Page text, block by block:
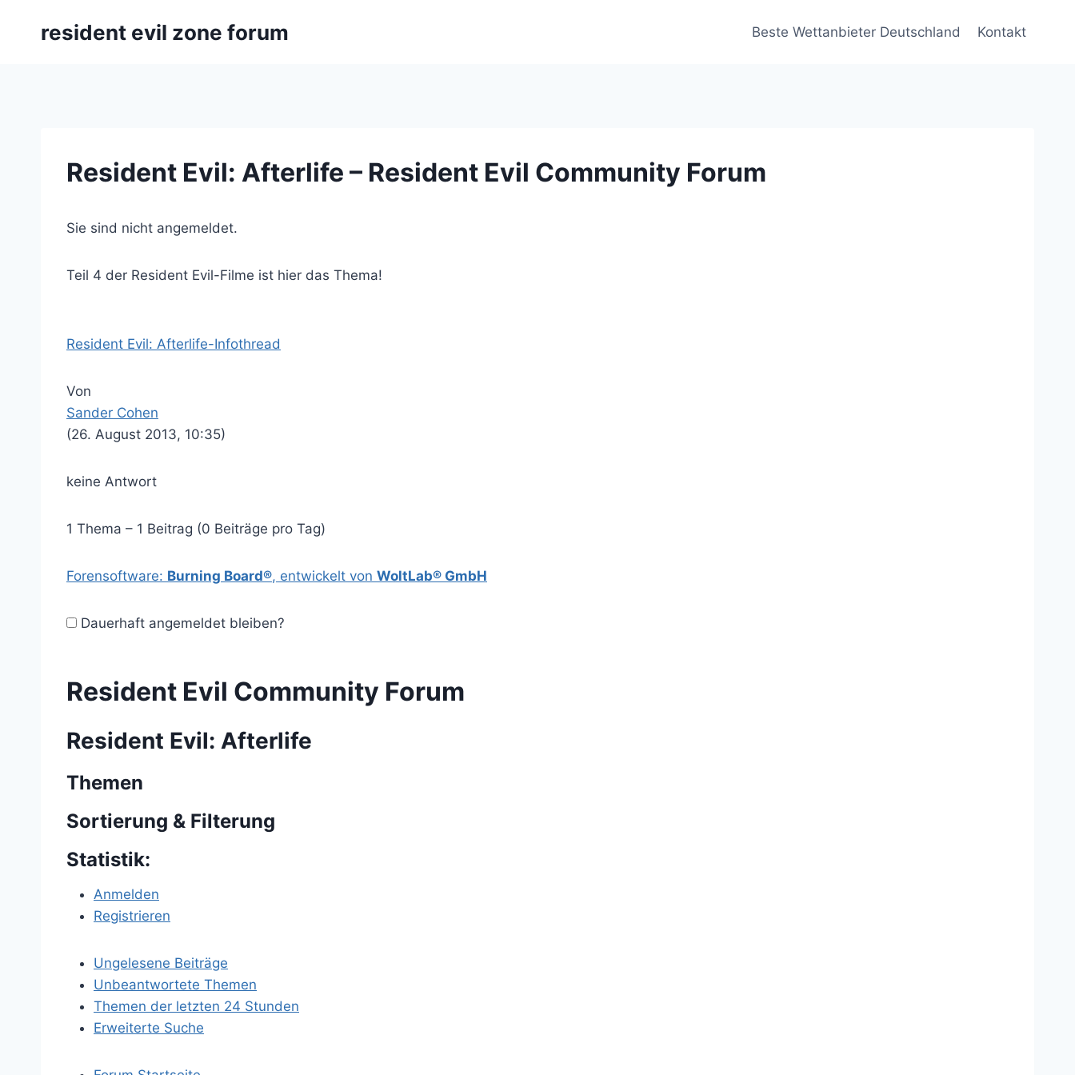
resident evil zone forum Beste Wettanbieter Deutschland Kontakt
Resident Evil: Afterlife – Resident Evil Community Forum
Sie sind nicht angemeldet.
Teil 4 der Resident Evil-Filme ist hier das Thema!
Resident Evil: Afterlife-Infothread
Von
Sander Cohen
(26. August 2013, 10:35)
keine Antwort
1 Thema – 1 Beitrag (0 Beiträge pro Tag)
Forensoftware: Burning Board®, entwickelt von WoltLab® GmbH
Dauerhaft angemeldet bleiben?
Resident Evil Community Forum
Resident Evil: Afterlife
Themen
Sortierung & Filterung
Statistik:
Anmelden
Registrieren
Ungelesene Beiträge
Unbeantwortete Themen
Themen der letzten 24 Stunden
Erweiterte Suche